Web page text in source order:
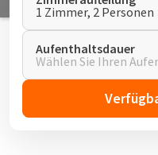
1 Zimmer, 2 Personen
Aufenthaltsdauer
Wählen Sie Ihren